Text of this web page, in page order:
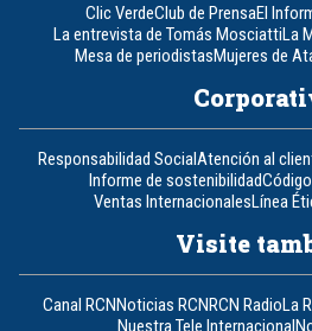
Clic VerdeClub de PrensaEl
La entrevista de Tomás MosciattiLa
Mesa de periodistasMujeres de
Responsabilidad SocialAtención al
Informe de sostenibilidad
Ventas InternacionalesLínea
Visite
Canal RCNNoticias RCNRCN RadioLa
Nuestra Tele Internacional